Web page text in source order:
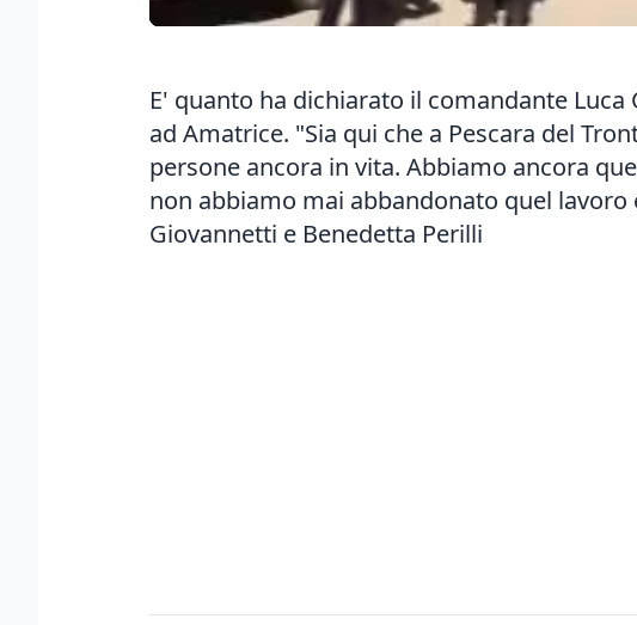
E' quanto ha dichiarato il comandante
ad Amatrice. "Sia qui che a Pescara del
persone ancora in vita. Abbiamo ancora
non abbiamo mai abbandonato quel
Giovannetti e Benedetta Perilli